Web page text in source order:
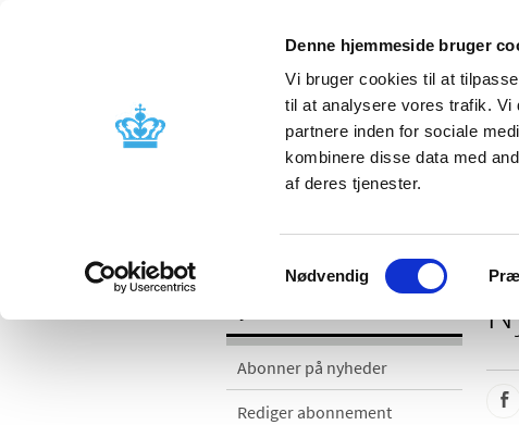
Denne hjemmeside bruger
Vi bruger cookies til at
til at analysere vores trafik. Vi
partnere inden for sociale
kombinere disse data med
af deres tjenester.
Samtykkevalg
Nødvendig
Godkendelse og
Bivirkninger og
Abonner på nyheder
Rediger abonnement